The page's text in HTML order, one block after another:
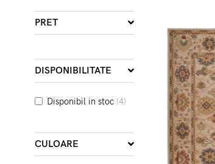
PRET
DISPONIBILITATE
Disponibil in stoc (4)
CULOARE